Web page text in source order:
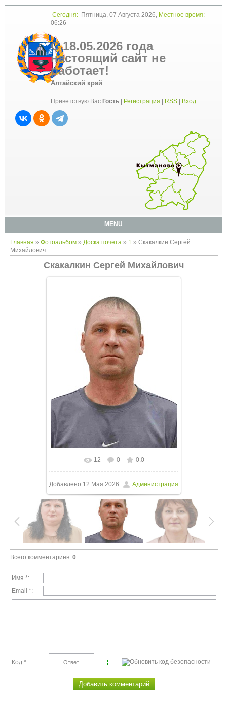
Сегодня:Пятница, 07 Августа 2026, Местное время:
06:26
С 18.05.2026 года
настоящий сайт не
работает!
Алтайский край
Приветствую Вас Гость| Регистрация RSS| Вход
MENU
Главная » Фотоальбом» Доска почета» 1 » Скакалкин Сергей
Михайлович
Скакалкин Сергей Михайлович
12 0 0.0
Добавлено 12 Мая 2026 Администрация
Всего комментариев: 0
Имя *:
Email *:
Код *: